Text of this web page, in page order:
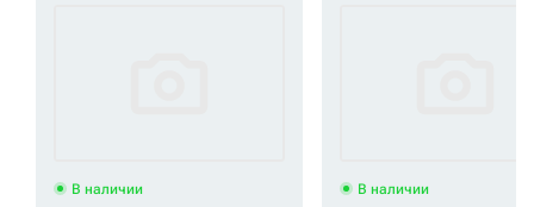
В наличии
В наличии